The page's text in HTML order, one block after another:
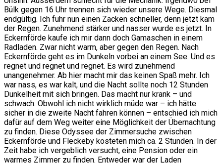
Bülk gegen 16 Uhr trennen sich wieder unsere Wege. Diesmal
endgültig. Ich fuhr nun einen Zacken schneller, denn jetzt kam
der Regen. Zunehmend stärker und nasser wurde es jetzt. In
Eckernförde kaufe ich mir dann doch Gamaschen in einem
Radladen. Zwar nicht warm, aber gegen den Regen. Nach
Eckernförde geht es im Dunkeln vorbei an einem See. Und es
regnet und regnet und regnet. Es wird zunehmend
unangenehmer. Ab hier macht mir das keinen Spaß mehr. Ich
war nass, es war kalt, und die Nacht sollte noch 12 Stunden
Dunkelheit mit sich bringen. Das macht nur krank – und
schwach. Obwohl ich nicht wirklich müde war – ich hätte
sicher in die zweite Nacht fahren können – entschied ich mich
dafür auf dem Weg weiter eine Möglichkeit der Übernachtung
zu finden. Diese Odyssee der Zimmersuche zwischen
Eckernförde und Fleckeby kosteten mich ca. 2 Stunden. In der
Zeit habe ich vergeblich versucht, eine Pension oder ein
warmes Zimmer zu finden. Entweder war der Laden